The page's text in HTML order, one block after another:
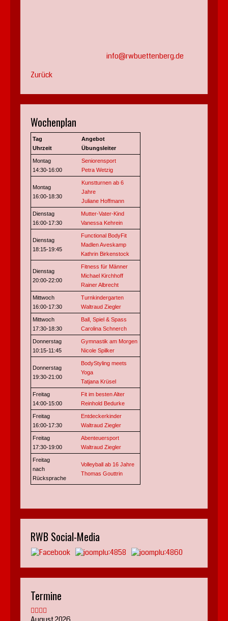
info@rwbuettenberg.de
Zurück
Wochenplan
Tag
Uhrzeit
Angebot
Übungsleiter
Montag
14:30-16:00
Seniorensport
Petra Wetzig
Montag
16:00-18:30
Kunstturnen ab 6
Jahre
Juliane Hoffmann
Dienstag
16:00-17:30
Mutter-Vater-Kind
Vanessa Kehrein
Dienstag
18:15-19:45
Functional BodyFit
Madlen Aveskamp
Kathrin Birkenstock
Dienstag
20:00-22:00
Fitness für Männer
Michael Kirchhoff
Rainer Albrecht
Mittwoch
16:00-17:30
Turnkindergarten
Waltraud Ziegler
Mittwoch
17:30-18:30
Ball, Spiel & Spass
Carolina Schnerch
Donnerstag
10:15-11:45
Gymnastik am Morgen
Nicole Spilker
Donnerstag
19:30-21:00
BodyStyling meets
Yoga
Tatjana Krüsel
Freitag
14:00-15:00
Fit im besten Alter
Reinhold Bedurke
Freitag
16:00-17:30
Entdeckerkinder
Waltraud Ziegler
Freitag
17:30-19:00
Abenteuersport
Waltraud Ziegler
Freitag
nach
Rücksprache
Volleyball ab 16 Jahre
Thomas Gouttrin
RWB Social-Media
Termine